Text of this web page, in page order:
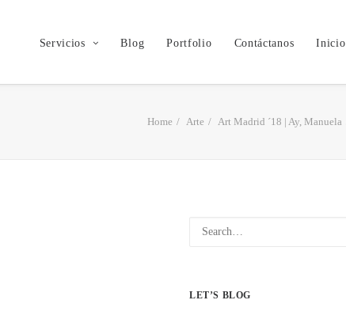
Servicios Blog Portfolio Contáctanos Inicio
Home Arte Art Madrid ´18 | Ay, Manuela
LET’S BLOG